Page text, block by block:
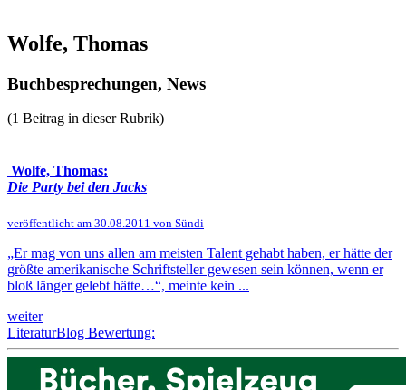
Wolfe, Thomas
Buchbesprechungen, News
(1 Beitrag in dieser Rubrik)
Wolfe, Thomas:
Die Party bei den Jacks
veröffentlicht am 30.08.2011 von Sündi
„Er mag von uns allen am meisten Talent gehabt haben, er hätte der
größte amerikanische Schriftsteller gewesen sein können, wenn er
bloß länger gelebt hätte…“, meinte kein ...
weiter
LiteraturBlog Bewertung: